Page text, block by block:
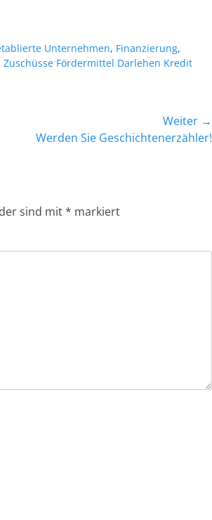
Unternehmen, Finanzierung,
Zuschüsse Fördermittel Darlehen Kredit
Weiter →
Werden Sie Geschichtenerzähler!
sind mit* markiert